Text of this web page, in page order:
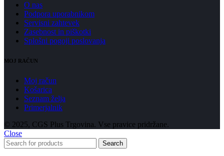
O nas
Podpora uporabnikom
Servisni zahtevek
Zasebnost in piškotki
Splošni pogoji poslovanja
MOJ RAČUN
Moj račun
Košarica
Seznam želja
Primerjalnik
© 2025, CGS Plus Trgovina. Vse pravice pridržane.
Close
Search